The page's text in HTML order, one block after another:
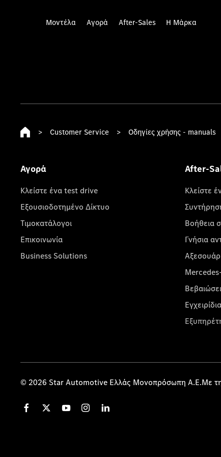
Μοντέλα Αγορά After-Sales Η Μάρκα
> Customer Service > Οδηγίες χρήσης - manuals
Αγορά
Κλείστε ένα test drive
Εξουσιοδοτημένο Δίκτυο
Τιμοκατάλογοι
Επικοινωνία
Business Solutions
After-
Κλείστε
Βοήθεια
Γνήσια
Αξεσουάρ
© 2026 Star Automotive Ελλάς Μονοπρόσωπη Α.Ε.Με